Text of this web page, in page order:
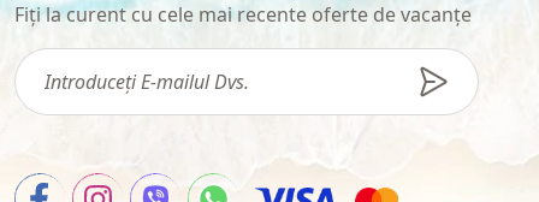
Fiți la curent cu cele mai recente oferte de vacanțe